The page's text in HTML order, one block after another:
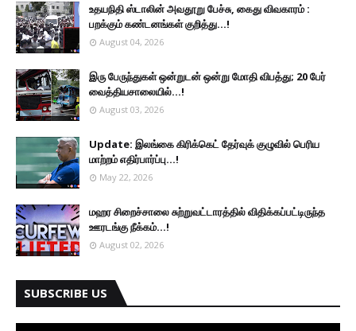
உதயநிதி ஸ்டாலின் அவதூறு பேச்சு, கைது விவகாரம் :
பறக்கும் கண்டனங்கள் குறித்து...!
August 04, 2026
இரு ப‍ேருந்துகள் ஒன்றுடன் ஒன்று மோதி விபத்து; 20 பேர்
வைத்தியசாலையில்...!
August 03, 2026
Update: இலங்கை கிரிக்கெட் தேர்வுக் குழுவில் பெரிய
மாற்றம் எதிர்பார்ப்பு...!
May 22, 2026
மஹர சிறைச்சாலை சுற்றுவட்டாரத்தில் விதிக்கப்பட்டிருந்த
ஊரடங்கு நீக்கம்...!
August 02, 2026
SUBSCRIBE US